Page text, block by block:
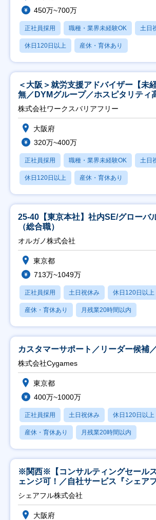
450万~700万
正社員採用 職種・業界未経験OK 土日
休日120日以上 産休・育休あり
＜大阪＞就労支援アドバイザー【未
無／DYMグループ／ホスピタリティ
日祝】
株式会社ワークスバリアフリー
大阪府
320万~400万
正社員採用 職種・業界未経験OK 土日
休日120日以上 産休・育休あり
25-40【東京本社】社内SE/グローバ
（総合職）
オルガノ株式会社
東京都
713万~1049万
正社員採用 土日祝休み 休日120日以上
産休・育休あり 月残業20時間以内
カスタマーサポート／リーダー候補
株式会社Cygames
東京都
400万~1000万
正社員採用 土日祝休み 休日120日以上
産休・育休あり 月残業20時間以内
※関西※【コンサルティングセール
ェンジ可！／自社サービス『シェア
シェアフル株式会社
大阪府